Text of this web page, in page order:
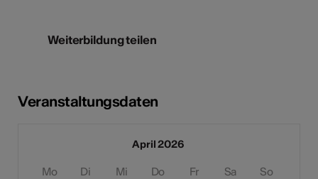
Weiterbildung teilen
Veranstaltungsdaten
April 2026
Mo Di Mi Do Fr Sa So